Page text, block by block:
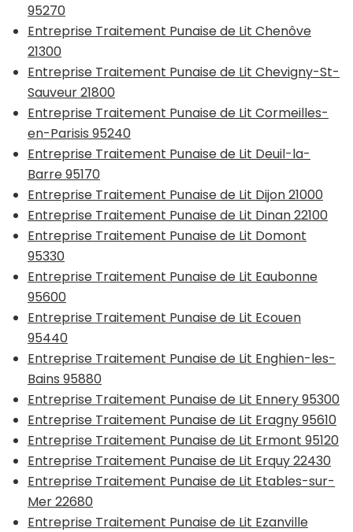
95270
Entreprise Traitement Punaise de Lit Chenôve
21300
Entreprise Traitement Punaise de Lit Chevigny-St-
Sauveur 21800
Entreprise Traitement Punaise de Lit Cormeilles-
en-Parisis 95240
Entreprise Traitement Punaise de Lit Deuil-la-
Barre 95170
Entreprise Traitement Punaise de Lit Dijon 21000
Entreprise Traitement Punaise de Lit Dinan 22100
Entreprise Traitement Punaise de Lit Domont
95330
Entreprise Traitement Punaise de Lit Eaubonne
95600
Entreprise Traitement Punaise de Lit Ecouen
95440
Entreprise Traitement Punaise de Lit Enghien-les-
Bains 95880
Entreprise Traitement Punaise de Lit Ennery 95300
Entreprise Traitement Punaise de Lit Eragny 95610
Entreprise Traitement Punaise de Lit Ermont 95120
Entreprise Traitement Punaise de Lit Erquy 22430
Entreprise Traitement Punaise de Lit Etables-sur-
Mer 22680
Entreprise Traitement Punaise de Lit Ezanville